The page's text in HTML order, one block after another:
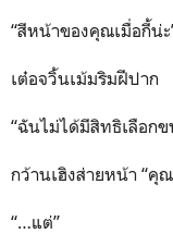
“สีหน้าของคุณเมื่อกี้น่ะ
เต๋อจวิ้นเม้มริมฝีปาก
“ฉันไม่ได้มีสิทธิเลือก
กว้านเฮิงส่ายหน้า “
“…แต่”